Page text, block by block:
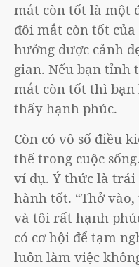
mắt còn tốt là một
đôi mắt còn tốt
hưởng được cảnh
gian. Nếu bạn tỉnh
mắt còn tốt thì bạn
thấy hạnh phúc.
Còn có vô số điều
thế trong cuộc
ví dụ. Ý thức là
hành tốt. “Thở
và tôi rất hạnh
có cơ hội để tạm
luôn làm việc